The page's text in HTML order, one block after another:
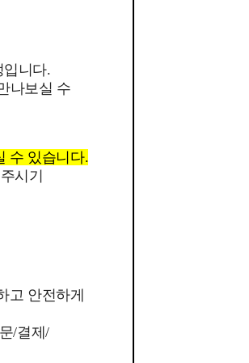
입니다.
나보실 수
수 있습니다.
시기
고 안전하게
/결제/